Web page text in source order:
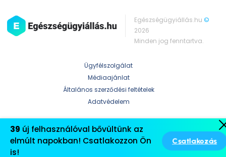
Egészségügyiállás.hu©
2026
Minden jog fenntartva.
Ügyfélszolgálat
Médiaajánlat
Általános szerződési feltételek
Adatvédelem
39 új felhasználóval bővültünk az
elmúlt napokban! Csatlakozzon Ön
is!
Csatlakozás